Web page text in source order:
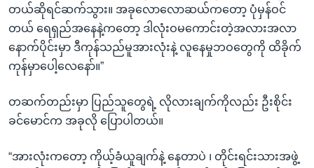
တယ်ဆိုရင်ဆက်သွား။ အခုလောလောဆယ်ကတော့ ပုံမှန်ဝင်
တယ် ရေရှည်အနေနဲ့ကတော့ ဒါလုံးဝမကောင်းတဲ့အလားအလာ
နောက်ပိုင်းမှာ ဒီကုန်သည်မူအားလုံးနဲ့ လူနေမှုဘဝတွေကို ထိခိုက်
ကုန်မှာပေါ့လေနော်။”
တဆက်တည်းမှာ ပြည်သူတွေရဲ့ လိုလားချက်ကိုလည်း ဦးစိုင်း
ခင်မောင်က အခုလို ပြောပါတယ်။
“အားလုံးကတော့ ကိုယ့်ခံယူချက်နဲ့ နေတာပဲ ၊ တိုင်းရင်းသားအဖွဲ့